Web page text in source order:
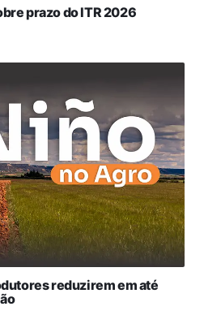
prazo do ITR 2026
reduzirem em até